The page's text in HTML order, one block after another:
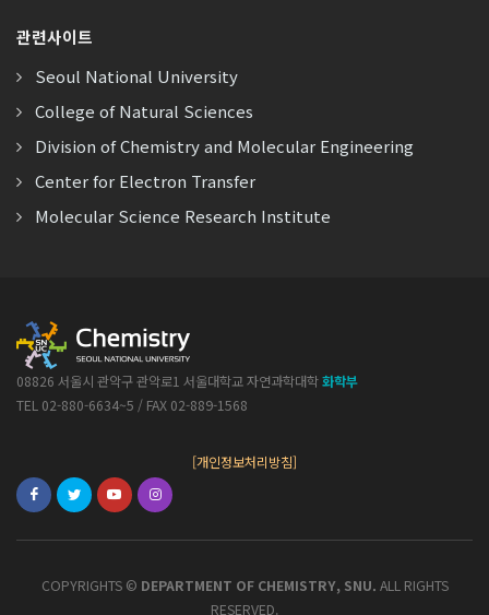
관련사이트
Seoul National University
College of Natural Sciences
Division of Chemistry and Molecular Engineering
Center for Electron Transfer
Molecular Science Research Institute
08826 서울시 관악구 관악로1 서울대학교 자연과학대학화학부
TEL 02-880-6634~5 / FAX 02-889-1568
[개인정보처리방침]
COPYRIGHTS © DEPARTMENT OF CHEMISTRY, SNU. ALL RIGHTS
RESERVED.